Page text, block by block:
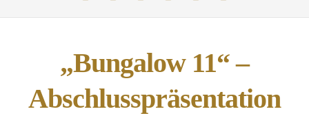
„Bungalow 11“ –
Abschlusspräsentation